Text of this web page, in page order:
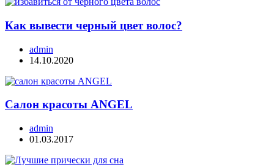
Как вывести черный цвет волос?
admin
14.10.2020
Салон красоты ANGEL
admin
01.03.2017